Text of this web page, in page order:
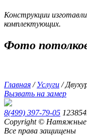
Конструкции
комплектующих.
Фото
Главная /Услуги /
Вызвать на замер
8(499) 397-79-05
Copyright © Натяжные
Все права защищены